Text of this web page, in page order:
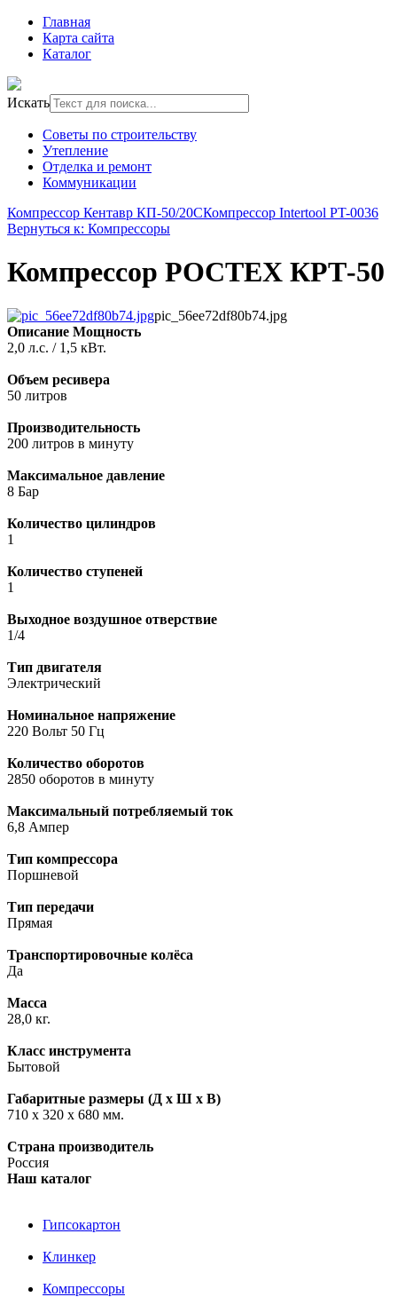
Главная
Карта сайта
Каталог
Искать
Советы по строительству
Утепление
Отделка и ремонт
Коммуникации
Компрессор Кентавр КП-50/20СКомпрессор Intertool PT-0036
Вернуться к: Компрессоры
Компрессор РОСТЕХ КРТ-50
pic_56ee72df80b74.jpg
Описание Мощность
2,0 л.с. / 1,5 кВт.
Объем ресивера
50 литров
Производительность
200 литров в минуту
Максимальное давление
8 Бар
Количество цилиндров
1
Количество ступеней
1
Выходное воздушное отверствие
1/4
Тип двигателя
Электрический
Номинальное напряжение
220 Вольт 50 Гц
Количество оборотов
2850 оборотов в минуту
Максимальный потребляемый ток
6,8 Ампер
Тип компрессора
Поршневой
Тип передачи
Прямая
Транспортировочные колёса
Да
Масса
28,0 кг.
Класс инструмента
Бытовой
Габаритные размеры (Д х Ш х В)
710 х 320 х 680 мм.
Страна производитель
Россия
Наш каталог
Гипсокартон
Клинкер
Компрессоры